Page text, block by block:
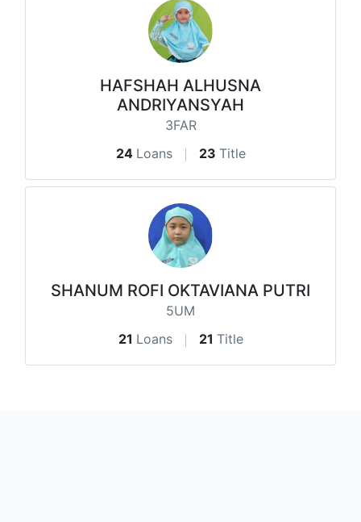
HAFSHAH ALHUSNA
ANDRIYANSYAH
3FAR
24 Loans 23 Title
SHANUM ROFI OKTAVIANA PUTRI
5UM
21 Loans 21 Title